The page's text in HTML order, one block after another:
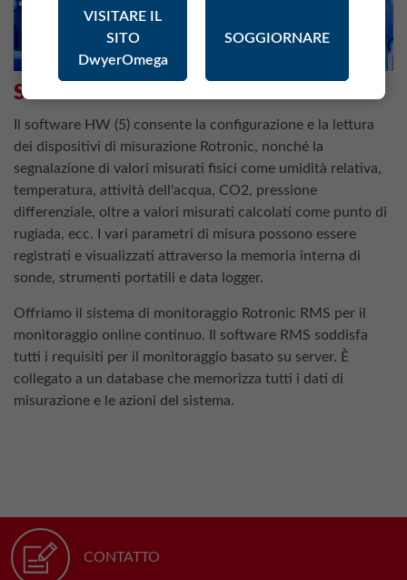
SOFTWARE
Il software HW (5) consente la configurazione e la lettura
dei dispositivi di misurazione Rotronic, nonché la
segnalazione di valori misurati fisici come umidità relativa,
temperatura, attività dell'acqua, CO2, pressione
differenziale, oltre a valori misurati calcolati come punto di
rugiada, ecc. I vari parametri di misura possono essere
registrati e visualizzati attraverso la memoria interna di
sonde, strumenti portatili e data logger.
Offriamo il sistema di monitoraggio Rotronic RMS per il
monitoraggio online continuo. Il software RMS soddisfa
tutti i requisiti per il monitoraggio basato su server. È
collegato a un database che memorizza tutti i dati di
misurazione e le azioni del sistema.
CONTATTO
VISITARE IL
SITO
DwyerOmega
SOGGIORNARE